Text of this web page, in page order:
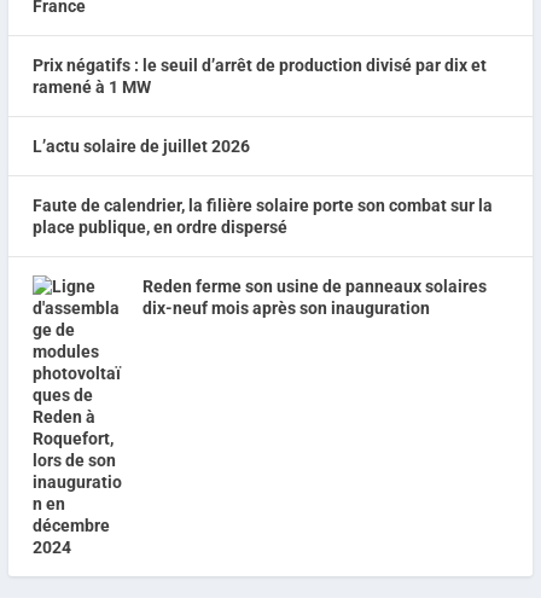
Prix négatifs : le seuil d’arrêt de production divisé par dix et
ramené à 1 MW
L’actu solaire de juillet 2026
Faute de calendrier, la filière solaire porte son combat sur la
place publique, en ordre dispersé
Reden ferme son usine de panneaux solaires
dix-neuf mois après son inauguration